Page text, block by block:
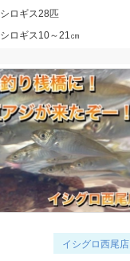
シロギス28匹
シロギス10～21㎝
イシグロ西尾店